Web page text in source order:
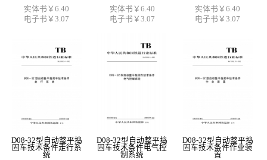
实体书￥6.40
电子书￥3.07
实体书￥6.40
电子书￥3.07
实体书￥6.40
电子书￥3.07
D08-32型自动整平捣
固车技术条件走行系
统
D08-32型自动整平捣
固车技术条件电气控
制系统
D08-32型自动整平捣
固车技术条件作业装
置